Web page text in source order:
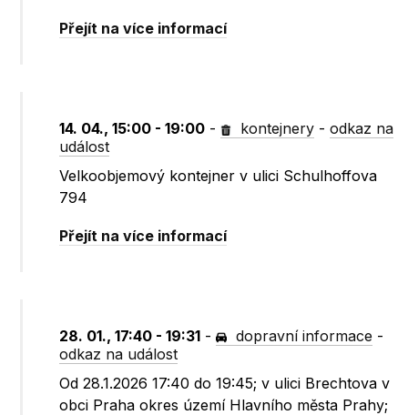
Přejít na více informací
14. 04., 15:00 - 19:00 - kontejnery -odkaz na
událost
Velkoobjemový kontejner v ulici Schulhoffova
794
Přejít na více informací
28. 01., 17:40 - 19:31 - dopravní informace -
odkaz na událost
Od 28.1.2026 17:40 do 19:45; v ulici Brechtova v
obci Praha okres území Hlavního města Prahy;